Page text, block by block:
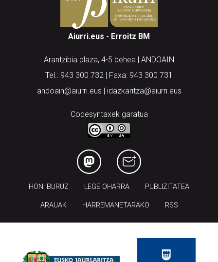
Aiurri.eus - Erroitz BM
Arantzibia plaza, 4-5 behea | ANDOAIN
Tel.: 943 300 732 | Faxa: 943 300 731
andoain@aiurri.eus | idazkaritza@aiurri.eus
Codesyntaxek garatua
HONI BURUZ LEGE OHARRA PUBLIZITATEA
ARAUAK HARREMANETARAKO RSS